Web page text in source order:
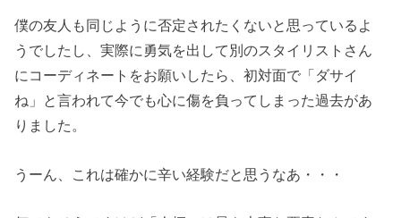
僕の友人も同じように否定されたくないと思っているよ
うでしたし、実際に勇気を出して別のスタイリストさん
にコーディネートをお願いしたら、初対面で「ダサイ
ね」と言われて今でも心に傷を負ってしまった過去があ
りました。
うーん、これは確かに辛い経験だと思うなあ・・・